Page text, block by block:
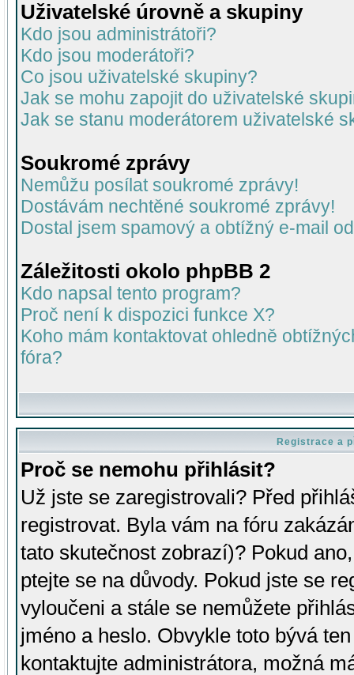
Uživatelské úrovně a skupiny
Kdo jsou administrátoři?
Kdo jsou moderátoři?
Co jsou uživatelské skupiny?
Jak se mohu zapojit do uživatelské
Jak se stanu moderátorem uživatelské
Soukromé zprávy
Nemůžu posílat soukromé zprávy!
Dostávám nechtěné soukromé zprávy!
Dostal jsem spamový a obtížný e-mail
Záležitosti okolo phpBB 2
Kdo napsal tento program?
Proč není k dispozici funkce X?
Koho mám kontaktovat ohledně
fóra?
Registrace a
Proč se nemohu přihlásit?
Už jste se zaregistrovali? Před
registrovat. Byla vám na fóru
tato skutečnost zobrazí)? Pokud
ptejte se na důvody. Pokud jste se
vyloučeni a stále se nemůžete
jméno a heslo. Obvykle toto bývá
kontaktujte administrátora, možná